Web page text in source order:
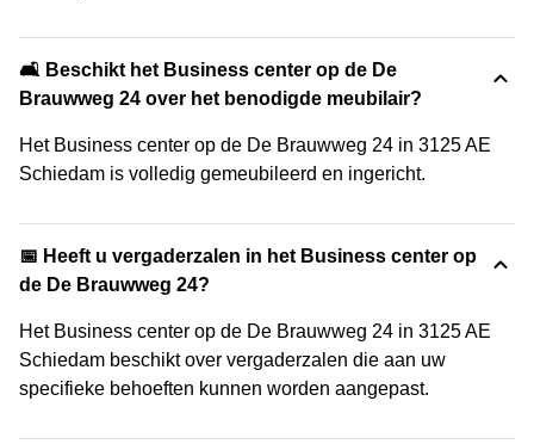
🛋️ Beschikt het Business center op de De
Brauwweg 24 over het benodigde meubilair?
Het Business center op de De Brauwweg 24 in 3125 AE
Schiedam is volledig gemeubileerd en ingericht.
📅 Heeft u vergaderzalen in het Business center op
de De Brauwweg 24?
Het Business center op de De Brauwweg 24 in 3125 AE
Schiedam beschikt over vergaderzalen die aan uw
specifieke behoeften kunnen worden aangepast.